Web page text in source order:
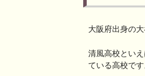
大阪府出身の
清風高校とい
ている高校です